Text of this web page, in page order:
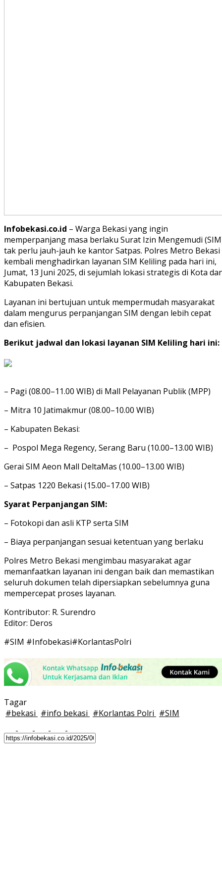
Infobekasi.co.id – Warga Bekasi yang ingin
memperpanjang masa berlaku Surat Izin Mengemudi
tak perlu jauh-jauh ke kantor Satpas. Polres Metro Bekasi
kembali menghadirkan layanan SIM Keliling pada hari ini,
Jumat, 13 Juni 2025, di sejumlah lokasi strategis di Kota
Kabupaten Bekasi.
Layanan ini bertujuan untuk mempermudah masyarakat
dalam mengurus perpanjangan SIM dengan lebih cepat
dan efisien.
Berikut jadwal dan lokasi layanan SIM Keliling hari ini:
– Pagi (08.00–11.00 WIB) di Mall Pelayanan Publik (MPP)
– Mitra 10 Jatimakmur (08.00–10.00 WIB)
– Kabupaten Bekasi:
– Pospol Mega Regency, Serang Baru (10.00–13.00 WIB)
Gerai SIM Aeon Mall DeltaMas (10.00–13.00 WIB)
– Satpas 1220 Bekasi (15.00–17.00 WIB)
Syarat Perpanjangan SIM:
– Fotokopi dan asli KTP serta SIM
– Biaya perpanjangan sesuai ketentuan yang berlaku
Polres Metro Bekasi mengimbau masyarakat agar
memanfaatkan layanan ini dengan baik dan memastikan
seluruh dokumen telah dipersiapkan sebelumnya guna
mempercepat proses layanan.
Kontributor: R. Surendro
Editor: Deros
#SIM #Infobekasi#KorlantasPolri
Tagar
#bekasi #info bekasi #Korlantas Polri #SIM